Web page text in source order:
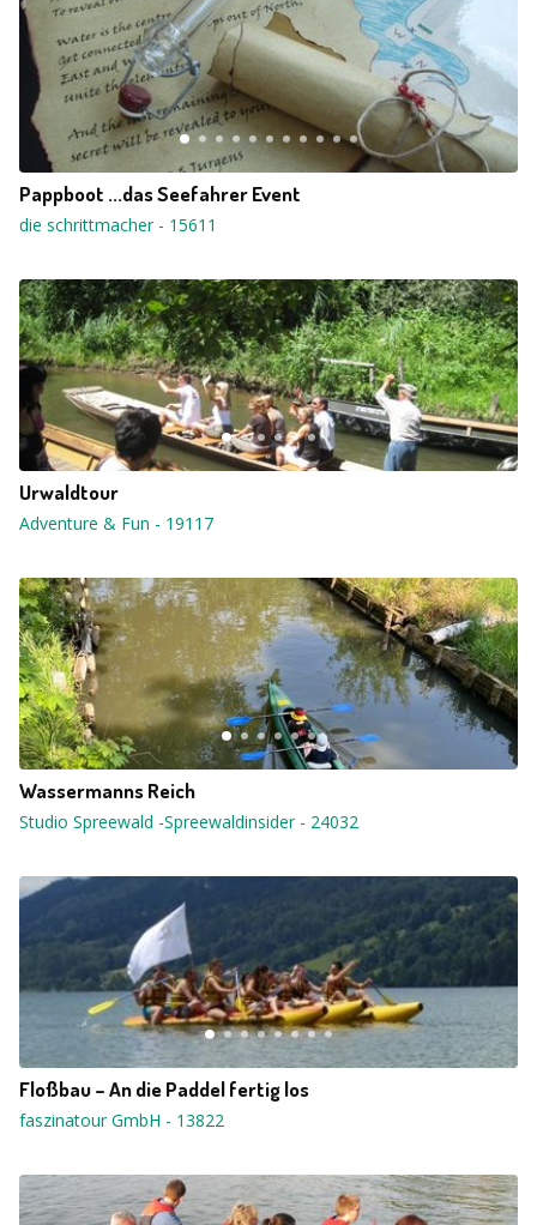
Pappboot ...das Seefahrer Event
die schrittmacher- 15611
Urwaldtour
Adventure & Fun - 19117
Wassermanns Reich
Studio Spreewald -Spreewaldinsider - 24032
Floßbau – An die Paddel fertig los
faszinatour GmbH - 13822